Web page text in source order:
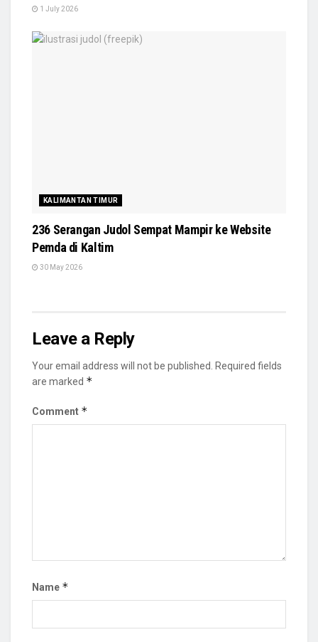
1 July 2026
KALIMANTAN TIMUR
236 Serangan Judol Sempat Mampir ke Website
Pemda di Kaltim
30 May 2026
Leave a Reply
Your email address will not be published. Required fields
are marked *
Comment *
Name *